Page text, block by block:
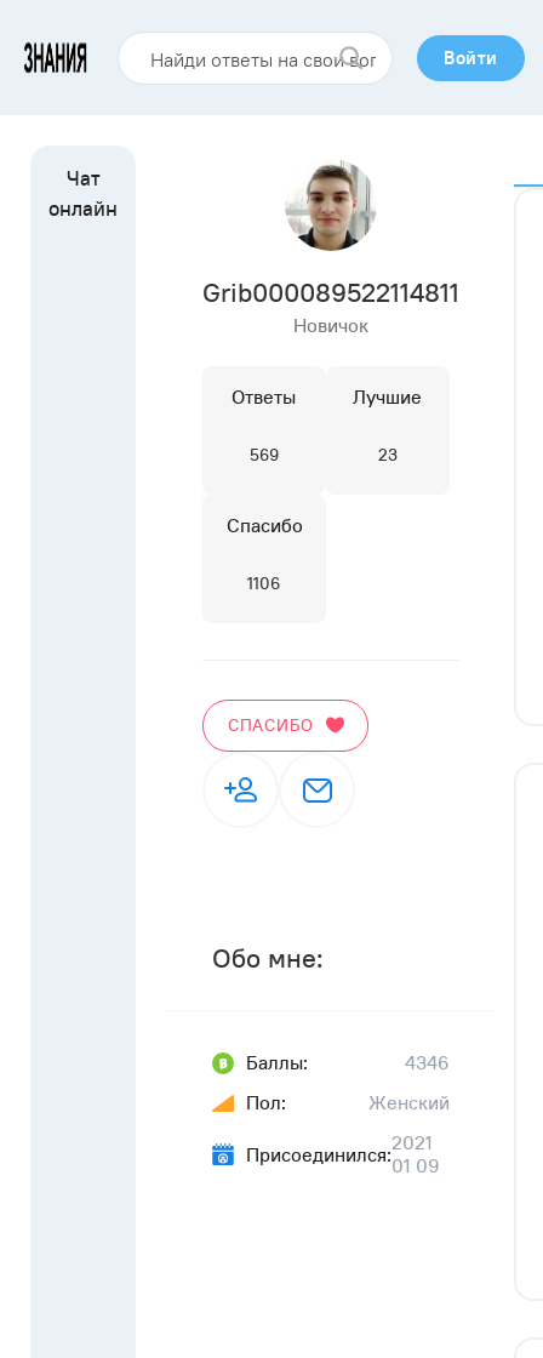
Войти
Grib000089522114811
Новичок
Ответы
569
Лучшие
23
Спасибо
1106
СПАСИБО
Обо мне:
Баллы:
4346
Пол:
Женский
Присоединился:2021
01 09